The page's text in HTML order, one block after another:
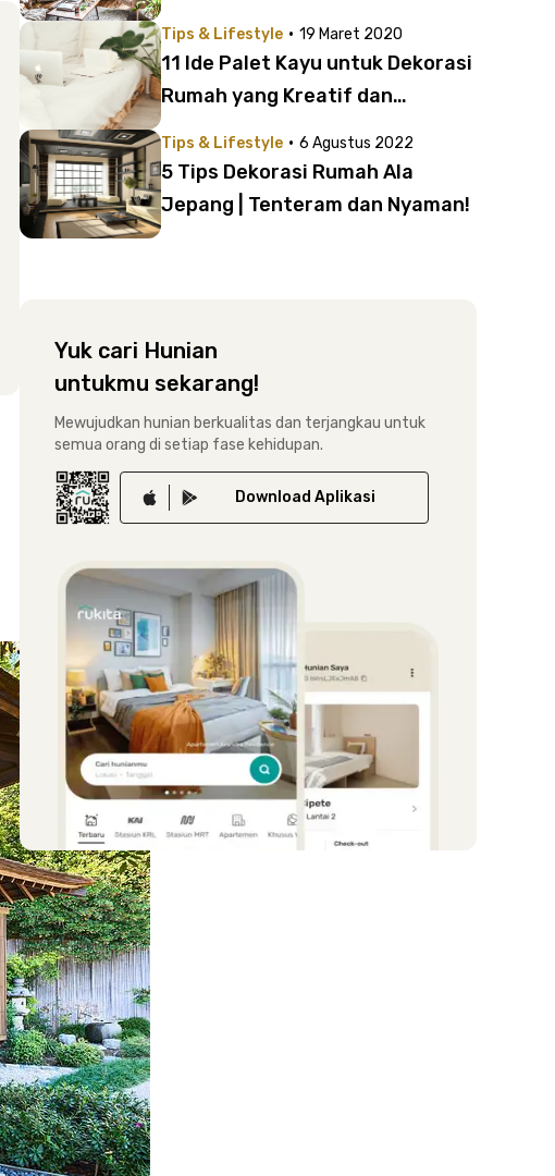
Tips & Lifestyle · 19 Maret 2020
11 Ide Palet Kayu untuk Dekorasi
Rumah yang Kreatif dan
Tips & Lifestyle · 6 Agustus 2022
5 Tips Dekorasi Rumah Ala
Jepang | Tenteram dan Nyaman!
Yuk cari Hunian
untukmu sekarang!
Mewujudkan hunian berkualitas dan terjangkau untuk
semua orang di setiap fase kehidupan.
Download Aplikasi